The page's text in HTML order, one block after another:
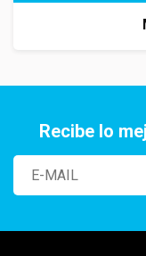
Recibe lo